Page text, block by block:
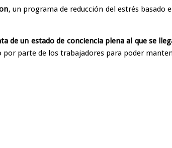
, un programa de reducción del estrés basado
de un estado de conciencia plena al que se
parte de los trabajadores para poder